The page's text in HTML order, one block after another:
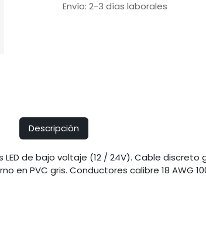
Envío: 2-3 días laborales
Descripción
de bajo voltaje (12 / 24V). Cable
en PVC gris. Conductores calibre 18 AWG